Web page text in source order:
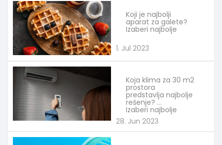
Koji je najbolji
aparat za galete?
Izaberi najbolje
1. Jul 2023
Koja klima za 30 m2
prostora
predstavlja najbolje
rešenje?
Izaberi najbolje
28. Jun 2023